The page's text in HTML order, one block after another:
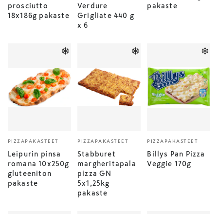
prosciutto
18x186g pakaste
Verdure
Grigliate 440 g
x 6
pakaste
PIZZAPAKASTEET
Leipurin pinsa
romana 10x250g
gluteeniton
pakaste
PIZZAPAKASTEET
Stabburet
margheritapala
pizza GN
5x1,25kg
pakaste
PIZZAPAKASTEET
Billys Pan Pizza
Veggie 170g